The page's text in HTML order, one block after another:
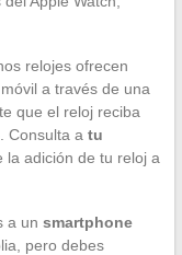
relojes ofrecen
a través de una
que el reloj reciba
Consulta a tu
adición de tu reloj a
a un smartphone
pero debes